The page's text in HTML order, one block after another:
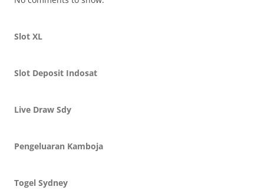
Slot XL
Slot Deposit Indosat
Live Draw Sdy
Pengeluaran Kamboja
Togel Sydney